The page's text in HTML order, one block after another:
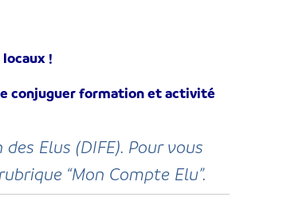
!
conjuguer formation et activité
Elus (DIFE). Pour vous
“Mon Compte Elu”.